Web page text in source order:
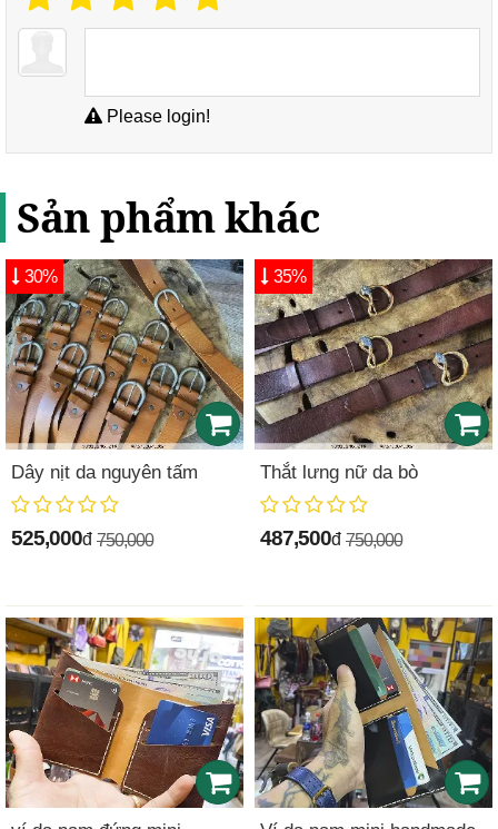
Please login!
Sản phẩm khác
Dây nịt da nguyên tấm
525,000đ 750,000
30%
Thắt lưng nữ da bò
487,500đ 750,000
35%